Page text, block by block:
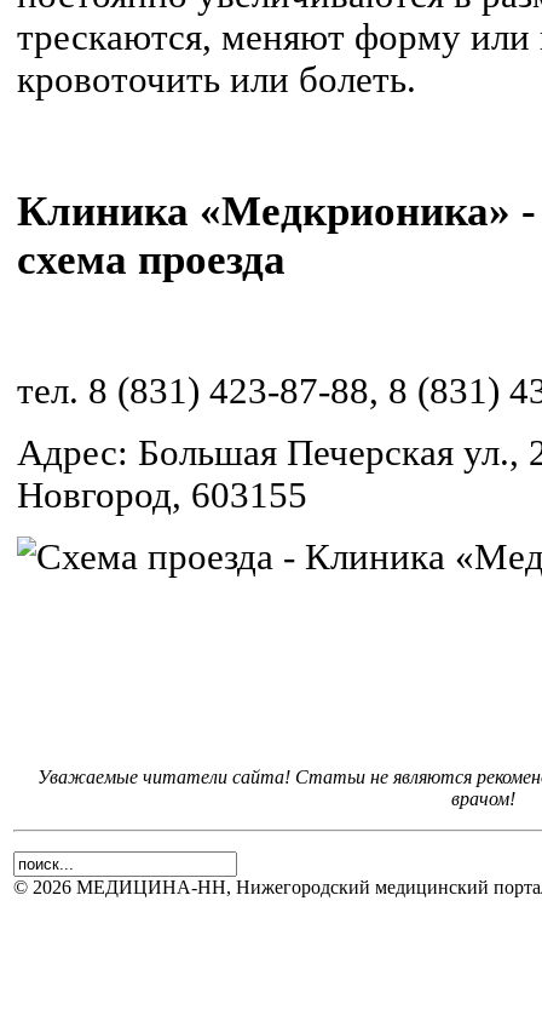
трескаются, меняют форму или
кровоточить или болеть.
Клиника «Медкрионика» -
схема проезда
тел. 8 (831) 423-87-88, 8 (831)
Адрес: Большая Печерская ул.,
Новгород, 603155
Уважаемые читатели сайта! Статьи не являются
врачом!
© 2026 МЕДИЦИНА-НН, Нижегородский медицинский